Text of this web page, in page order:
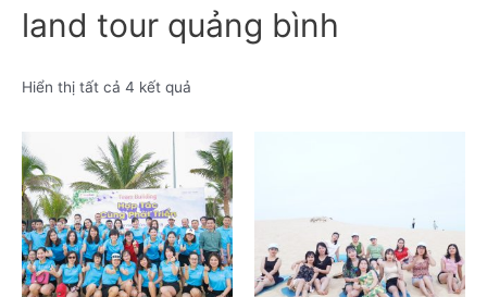
land tour quảng bình
Hiển thị tất cả 4 kết quả